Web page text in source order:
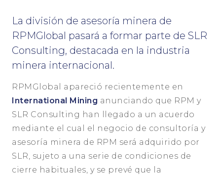
La división de asesoría minera de
RPMGlobal pasará a formar parte de SLR
Consulting, destacada en la industria
minera internacional.
RPMGlobal apareció recientemente en
International Mining anunciando que RPM y
SLR Consulting han llegado a un acuerdo
mediante el cual el negocio de consultoría y
asesoría minera de RPM será adquirido por
SLR, sujeto a una serie de condiciones de
cierre habituales, y se prevé que la